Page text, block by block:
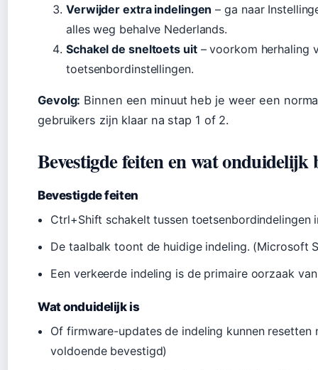
Verwijder extra indelingen – ga naar
alles weg behalve Nederlands.
Schakel de sneltoets uit– voorkom herhaling
toetsenbordinstellingen.
Gevolg: Binnen een minuut heb je weer een
gebruikers zijn klaar na stap 1 of 2.
Bevestigde feiten en wat
Bevestigde feiten
Ctrl+Shift schakelt tussen
De taalbalk toont de huidige indeling. (Microsoft
Een verkeerde indeling is de primaire oorzaak
Wat onduidelijk is
Of firmware-updates de indeling kunnen resetten
voldoende bevestigd)